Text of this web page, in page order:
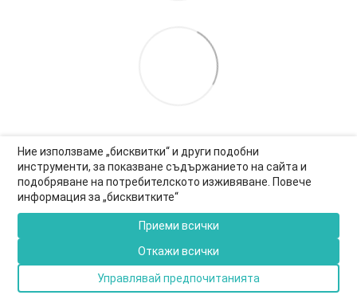
Ние използваме „бисквитки“ и други подобни
инструменти, за показване съдържанието на сайта и
подобряване на потребителското изживяване. Повече
информация за „бисквитките“
Приеми всички
Откажи всички
Управлявай предпочитанията
0877-550-990
Информация за връзка